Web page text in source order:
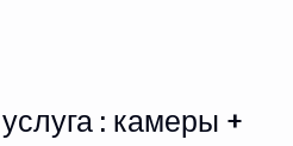
: камеры +